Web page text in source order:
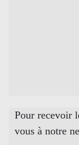
Pour recevoir
vous à notre